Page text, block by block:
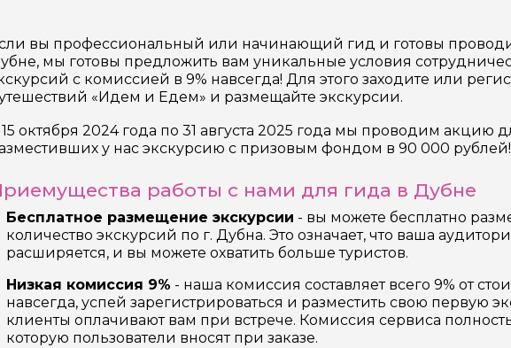
вы профессиональный или начинающий гид и готовы
мы готовы предложить вам уникальные условия
с комиссией в 9% навсегда! Для этого заходите или
«Идем и Едем» и размещайте экскурсии.
октября 2024 года по 31 августа 2025 года мы проводим акцию
у нас экскурсию с призовым фондом в 90 000 рублей!
работы с нами для гида в Дубне
Бесплатное размещение экскурсии - вы можете бесплатно
количество экскурсий по г. Дубна. Это означает, что ваша
расширяется, и вы можете охватить больше туристов.
Низкая комиссия 9% - наша комиссия составляет всего 9% от
навсегда, успей зарегистрироваться и разместить свою первую
клиенты оплачивают вам при встрече. Комиссия сервиса
которую пользователи вносят при заказе.